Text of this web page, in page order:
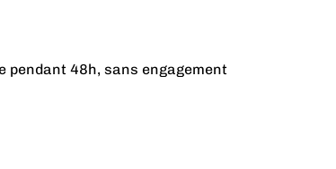
pendant 48h, sans engagement